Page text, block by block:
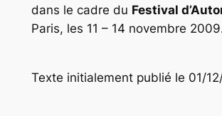
dans le cadre du Festival
Paris, les 11 – 14 novembre
Texte initialement publié le 01/